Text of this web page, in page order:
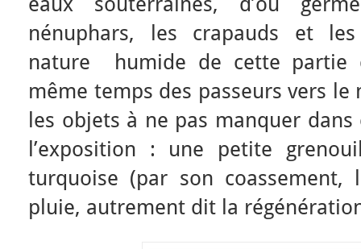
nénuphars, les crapauds et
nature humide de cette partie
même temps des passeurs vers
les objets à ne pas manquer
l’exposition : une petite
turquoise (par son coassement,
pluie, autrement dit la